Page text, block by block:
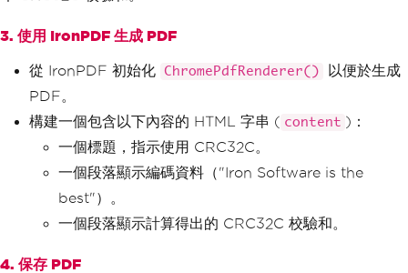
3. 使用 IronPDF 生成 PDF
從 IronPDF 初始化 ChromePdfRenderer()
以便於生成
PDF。
構建一個包含以下內容的 HTML 字串 ( content )：
一個標題，指示使用 CRC32C。
一個段落顯示編碼資料（"Iron Software is the
best"）。
一個段落顯示計算得出的 CRC32C 校驗和。
4. 保存 PDF